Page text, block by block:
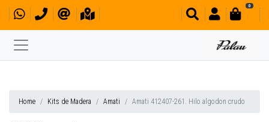
0
Home Kits de Madera Amati Amati 412407-261. Hilo algodon crudo